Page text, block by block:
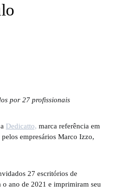
por 27 profissionais
Dedicatto, marca referência em
empresários Marco Izzo,
27 escritórios de
o ano de 2021 e imprimiram seu